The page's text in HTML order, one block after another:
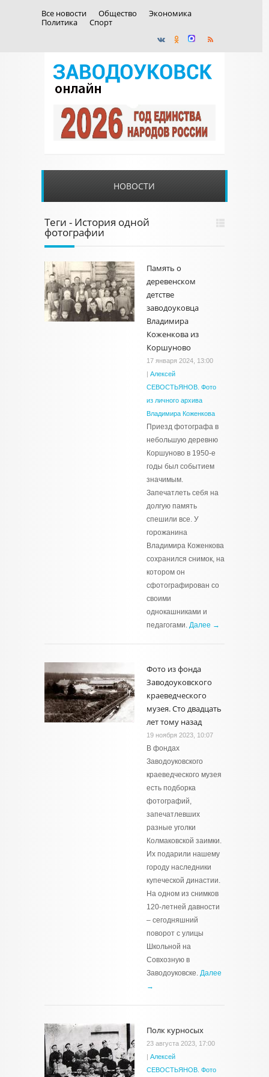
Все новости Общество
Экономика
Политика
Спорт
НОВОСТИ
Теги - История одной
фотографии
Память о
деревенском
детстве
заводоуковца
Владимира
Коженкова из
Коршуново
17 января 2024, 13:00
| Алексей
СЕВОСТЬЯНОВ. Фото
из личного архива
Владимира Коженкова
Приезд фотографа в
небольшую деревню
Коршуново в 1950-е
годы был событием
значимым.
Запечатлеть себя на
долгую память
спешили все. У
горожанина
Владимира Коженкова
сохранился снимок, на
котором он
сфотографирован со
своими
однокашниками и
педагогами. Далее →
Фото из фонда
Заводоуковского
краеведческого
музея. Сто двадцать
лет тому назад
19 ноября 2023, 10:07
В фондах
Заводоуковского
краеведческого музея
есть подборка
фотографий,
запечатлевших
разные уголки
Колмаковской заимки.
Их подарили нашему
городу наследники
купеческой династии.
На одном из снимков
120-летней давности
– сегодняшний
поворот с улицы
Школьной на
Совхозную в
Заводоуковске. Далее
→
Полк курносых
23 августа 2023, 17:00
| Алексей
СЕВОСТЬЯНОВ. Фото